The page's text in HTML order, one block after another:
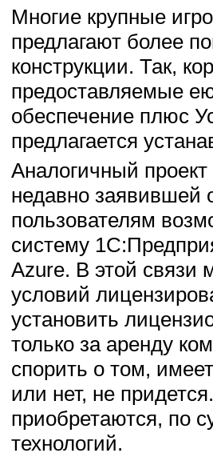
Многие крупные
предлагают более
конструкции. Так,
предоставляемые
обеспечение плюс
предлагается
Аналогичный
недавно заявившей
пользователям
систему
Azure. В этой связи
условий
установить
только за аренду
спорить о том,
или нет, не
приобретаются, по
технологий.